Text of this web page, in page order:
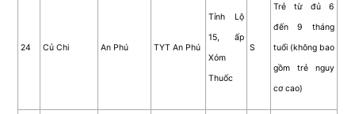
24 Củ Chi An Phú TYT An Phú
Tỉnh Lộ
15, ấp
Xóm
Thuốc
S
Trẻ từ đủ 6
đến 9 tháng
tuổi (không bao
gồm trẻ nguy
cơ cao)